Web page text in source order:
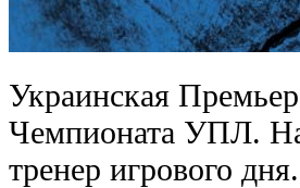
Украинская
Чемпионата УПЛ.
тренер игрового дня.